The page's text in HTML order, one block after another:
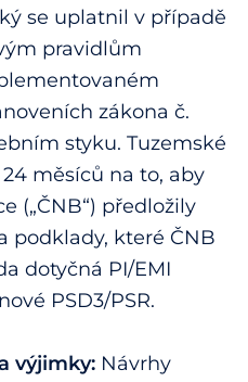
se uplatnil v případě
pravidlům
zákona č.
styku. Tuzemské
měsíců na to, aby
(„ČNB“) předložily
podklady, které ČNB
dotyčná PI/EMI
PSD3/PSR.
výjimky: Návrhy